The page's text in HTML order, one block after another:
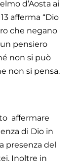
d’Aosta ai
afferma “Dio
che negano
pensiero
non si può
non si pensa.
affermare
di Dio in
presenza del
Inoltre in